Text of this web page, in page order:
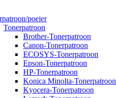
poeier
Tonerpatroon
Brother-Tonerpatroon
Canon-Tonerpatroon
ECOSYS-Tonerpatroon
Epson-Tonerpatroon
HP-Tonerpatroon
Konica Minolta-Tonerpatroon
Kyocera-Tonerpatroon